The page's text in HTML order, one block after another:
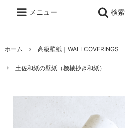
メニュー 検索
ホーム 高級壁紙｜WALLCOVERINGS
土佐和紙の壁紙（機械抄き和紙）